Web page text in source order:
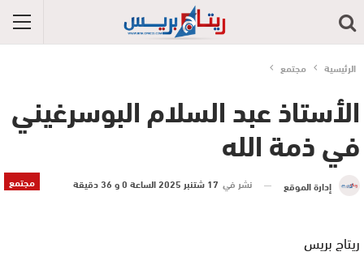
الرئيسية مجتمع
الأستاذ عبد السلام البوسرغيني
في ذمة الله
مجتمع إدارة الموقع نشر في 17 شتنبر 2025 الساعة 0 و 36 دقيقة
ريتاج بريس